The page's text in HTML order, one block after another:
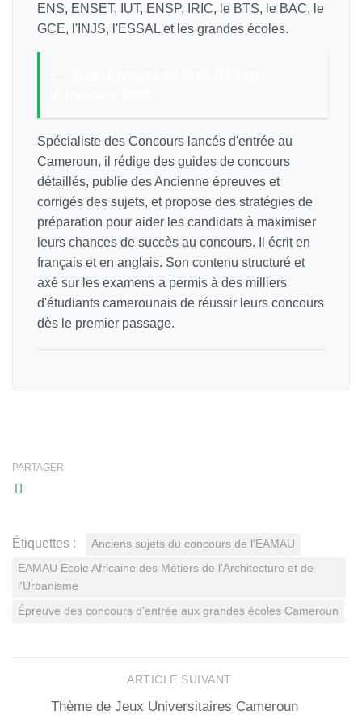
ENS, ENSET, IUT, ENSP, IRIC, le BTS, le BAC, le
GCE, l'INJS, l'ESSAL et les grandes écoles.
Spécialiste des Concours lancés d'entrée au
Cameroun, il rédige des guides de concours
détaillés, publie des Ancienne épreuves et
corrigés des sujets, et propose des stratégies de
préparation pour aider les candidats à maximiser
leurs chances de succès au concours. Il écrit en
français et en anglais. Son contenu structuré et
axé sur les examens a permis à des milliers
d'étudiants camerounais de réussir leurs concours
dès le premier passage.
PARTAGER
Étiquettes :
Anciens sujets du concours de l'EAMAU
EAMAU Ecole Africaine des Métiers de l'Architecture et de
l'Urbanisme
Épreuve des concours d'entrée aux grandes écoles Cameroun
ARTICLE SUIVANT
Thème de Jeux Universitaires Cameroun